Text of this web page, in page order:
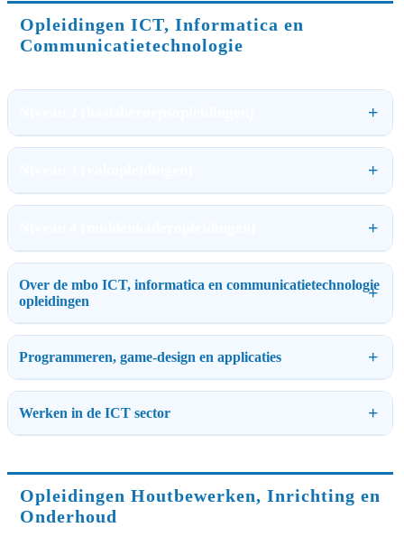
Opleidingen ICT, Informatica en
Communicatietechnologie
Over de mbo ICT, informatica en communicatietechnologie
opleidingen
Programmeren, game-design en applicaties
Werken in de ICT sector
Opleidingen Houtbewerken, Inrichting en
Onderhoud